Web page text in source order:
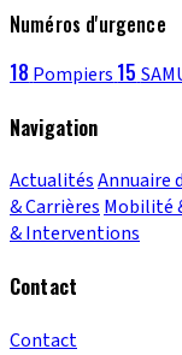
Numéros d'urgence
18 Pompiers 15
Navigation
ActualitésAnnuaire
& Carrières Mobilité
& Interventions
Contact
Contact